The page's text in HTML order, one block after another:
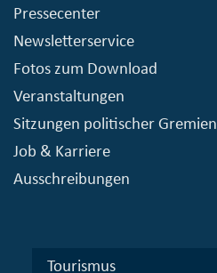
Pressecenter
Newsletterservice
Fotos zum Download
Veranstaltungen
Sitzungen politischer Gremien
Job & Karriere
Ausschreibungen
Tourismus